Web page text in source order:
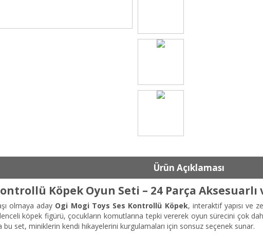
Ürün Açıklaması
Köpek Oyun Seti – 24 Parça
olmaya aday Ogi Mogi Toys Ses Kontrollü Köpek, interaktif yapısı ve
köpek figürü, çocukların komutlarına tepki vererek oyun sürecini çok
bu set, miniklerin kendi hikayelerini kurgulamaları için sonsuz seçenek sunar.